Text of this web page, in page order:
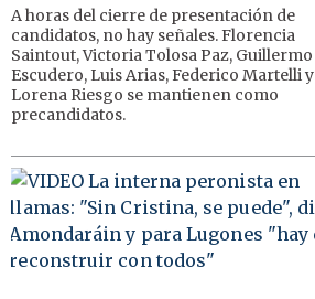
A horas del cierre de presentación de
candidatos, no hay señales. Florencia
Saintout, Victoria Tolosa Paz, Guillermo
Escudero, Luis Arias, Federico Martelli y
Lorena Riesgo se mantienen como
precandidatos.